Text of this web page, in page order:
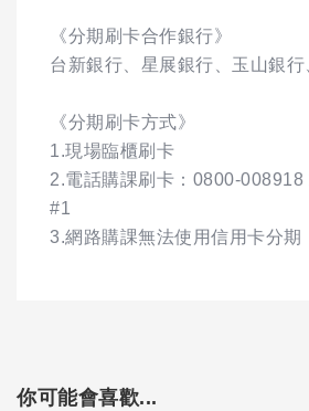
《分期刷卡合作銀行》
台新銀行、星展銀行、玉山銀
《分期刷卡方式》
1.現場臨櫃刷卡
2.電話購課刷卡：0800-
#1
3.網路購課無法使用信用卡分期
你可能會喜歡...